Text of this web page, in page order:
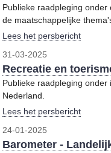
Publieke raadpleging
de maatschappelijke
Lees het persbericht
31-03-2025
Recreatie en
Publieke raadpleging
Nederland.
Lees het persbericht
24-01-2025
Barometer -